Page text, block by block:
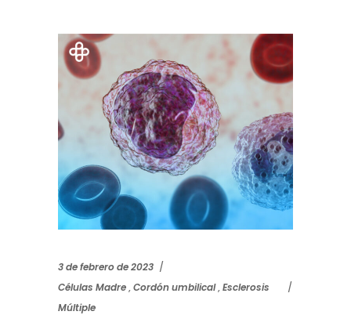
3 de febrero de 2023
Células Madre,Cordón umbilical,Esclerosis
Múltiple